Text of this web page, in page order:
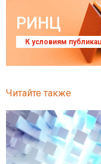
РИНЦ
К условиям
Читайте также